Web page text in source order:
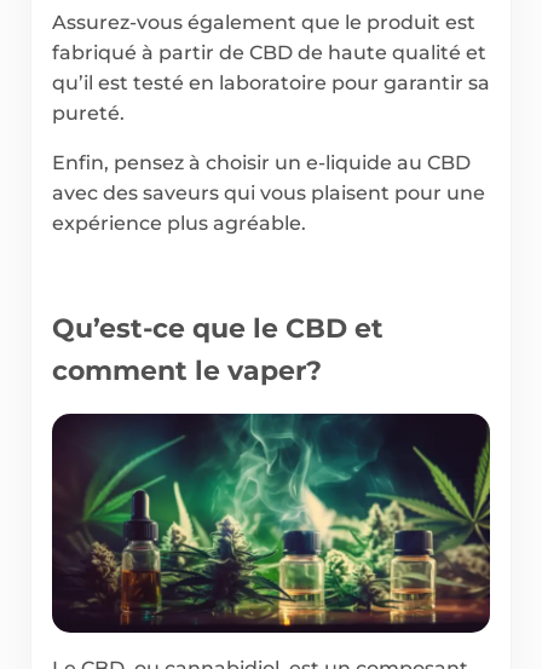
Assurez-vous également que le produit est
fabriqué à partir de CBD de haute qualité et
qu’il est testé en laboratoire pour garantir sa
pureté.
Enfin, pensez à choisir un e-liquide au CBD
avec des saveurs qui vous plaisent pour une
expérience plus agréable.
Qu’est-ce que le CBD et
comment le vaper?